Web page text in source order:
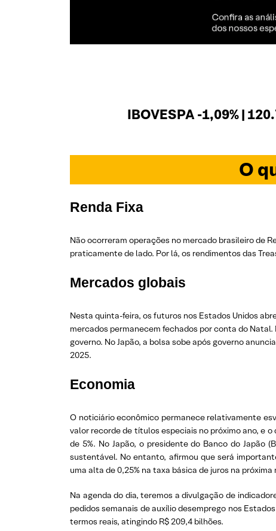
IBOVESPA -1,09% |
O
Renda Fixa
Não ocorreram operações no mercado brasileiro de
praticamente de lado. Por lá, os rendimentos das
Mercados globais
Nesta quinta-feira, os futuros nos Estados Unidos
mercados permanecem fechados por conta do
governo. No Japão, a bolsa sobe após governo
2025.
Economia
O noticiário econômico permanece relativamente
valor recorde de títulos especiais no próximo ano, e
de 5%. No Japão, o presidente do Banco do Japão
sustentável. No entanto, afirmou que será
uma alta de 0,25% na taxa básica de juros na próxima
Na agenda do dia, teremos a divulgação de
pedidos semanais de auxílio desemprego nos
termos reais, atingindo R$ 209,4 bilhões.